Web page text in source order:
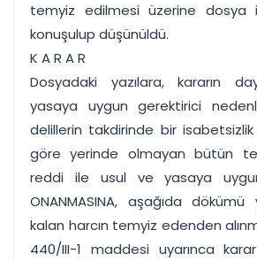
temyiz edilmesi üzerine dosya
konuşulup düşünüldü.
K A R A R
Dosyadaki yazılara, kararın
yasaya uygun gerektirici
delillerin takdirinde bir isabetsizlik
göre yerinde olmayan bütün
reddi ile usul ve yasaya
ONANMASINA, aşağıda dökümü
kalan harcın temyiz edenden
440/III-1 maddesi uyarınca